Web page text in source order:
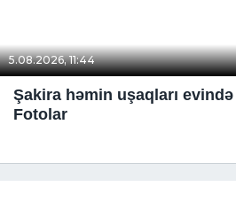
5.08.2026, 11:44
Şakira həmin uşaqları
Fotolar